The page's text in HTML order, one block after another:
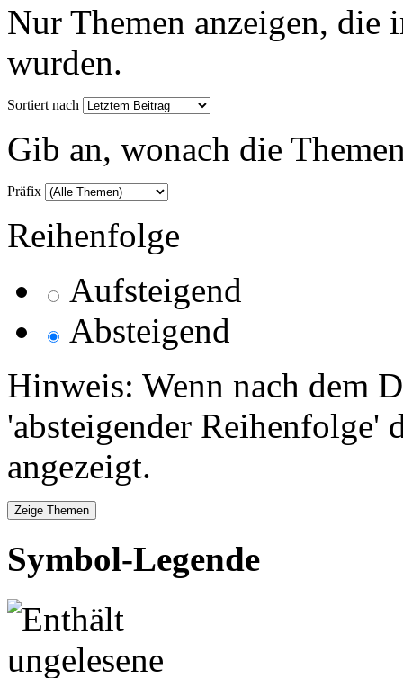
Nur Themen anzeigen, die
wurden.
Sortiert nach
Gib an, wonach die
Präfix
Reihenfolge
Aufsteigend
Absteigend
Hinweis: Wenn nach dem
'absteigender Reihenfolge'
angezeigt.
Symbol-Legende